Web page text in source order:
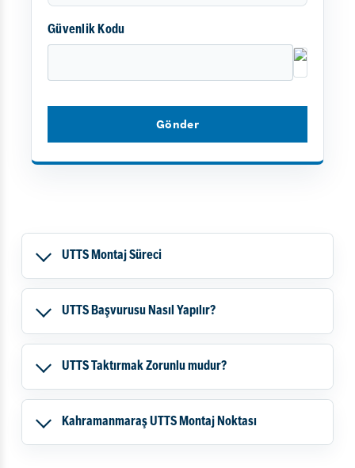
Güvenlik Kodu
UTTS Montaj Süreci
UTTS Başvurusu Nasıl Yapılır?
UTTS Taktırmak Zorunlu mudur?
Kahramanmaraş UTTS Montaj Noktası